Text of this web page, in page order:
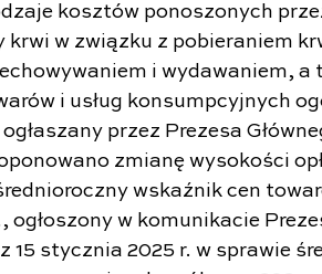
kosztów ponoszonych
krwi w związku z pobieraniem
i wydawaniem,
i usług konsumpcyjnych
przez Prezesa
zmianę wysokości
wskaźnik cen
ogłoszony w komunikacie
15 stycznia 2025 r. w sprawie